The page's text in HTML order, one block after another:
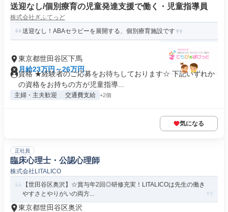
送迎なし/個別療育の児童発達支援で働く・児童指導員
株式会社ぎふてっど
送迎なし！ABAセラピーを展開する、個別療育施設です
東京都世田谷区下馬
月給23万円～26万円
資格 ★経験者のご応募をお待ちしております☆ 下記いずれか
の資格をお持ちの方が児童指導...
主婦・主夫歓迎 交通費支給 +2個
気になる
正社員
臨床心理士・公認心理師
株式会社LITALICO
【世田谷区奥沢】☆賞与年2回◎研修充実！LITALICOは先生の働き
やすさとやりがいの両方...
東京都世田谷区奥沢